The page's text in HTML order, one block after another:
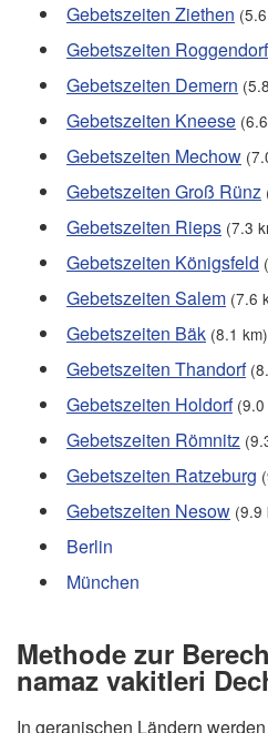
Gebetszeiten Ziethen
Gebetszeiten Roggendorf
Gebetszeiten Demern
Gebetszeiten Kneese
Gebetszeiten Mechow
Gebetszeiten Groß Rünz
Gebetszeiten Rieps (7.3
Gebetszeiten Königsfeld
Gebetszeiten Salem (7.6
Gebetszeiten Bäk (8.1 km)
Gebetszeiten Thandorf
Gebetszeiten Holdorf
Gebetszeiten Römnitz
Gebetszeiten Ratzeburg
Gebetszeiten Nesow (9.9
Berlin
München
Methode zur
namaz vakitleri
In geranischen Ländern